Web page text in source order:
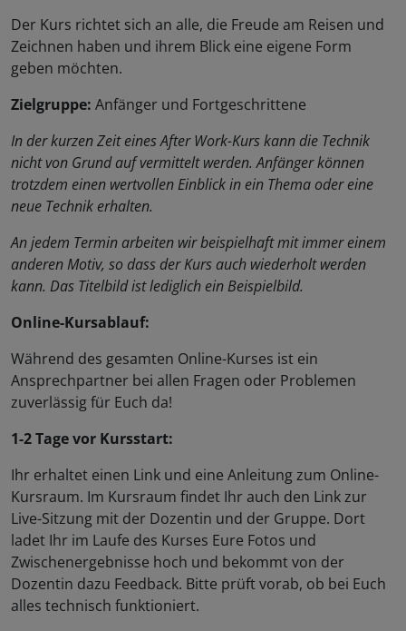
Der Kurs richtet sich an alle, die Freude am Reisen und
Zeichnen haben und ihrem Blick eine eigene Form
geben möchten.
Zielgruppe: Anfänger und Fortgeschrittene
In der kurzen Zeit eines After Work-Kurs kann die Technik
nicht von Grund auf vermittelt werden. Anfänger können
trotzdem einen wertvollen Einblick in ein Thema oder eine
neue Technik erhalten.
An jedem Termin arbeiten wir beispielhaft mit immer einem
anderen Motiv, so dass der Kurs auch wiederholt werden
kann. Das Titelbild ist lediglich ein Beispielbild.
Online-Kursablauf:
Während des gesamten Online-Kurses ist ein
Ansprechpartner bei allen Fragen oder Problemen
zuverlässig für Euch da!
1-2 Tage vor Kursstart:
Ihr erhaltet einen Link und eine Anleitung zum Online-
Kursraum. Im Kursraum findet Ihr auch den Link zur
Live-Sitzung mit der Dozentin und der Gruppe. Dort
ladet Ihr im Laufe des Kurses Eure Fotos und
Zwischenergebnisse hoch und bekommt von der
Dozentin dazu Feedback. Bitte prüft vorab, ob bei Euch
alles technisch funktioniert.